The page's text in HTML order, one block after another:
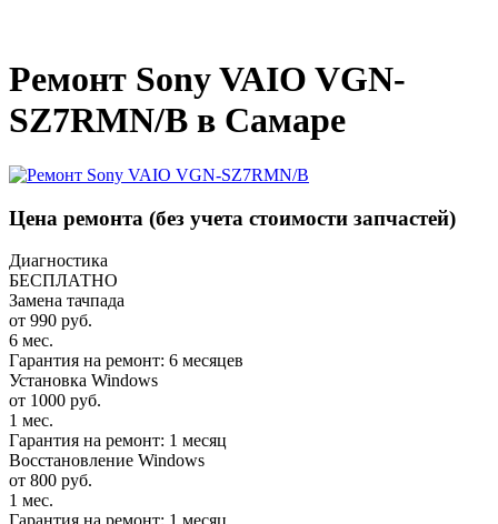
Ремонт Sony VAIO VGN-
SZ7RMN/B в Самаре
Цена ремонта (без учета стоимости запчастей)
Диагностика
БЕСПЛАТНО
Замена тачпада
от 990 руб.
6 мес.
Гарантия на ремонт: 6 месяцев
Установка Windows
от 1000 руб.
1 мес.
Гарантия на ремонт: 1 месяц
Восстановление Windows
от 800 руб.
1 мес.